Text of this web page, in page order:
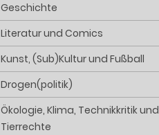
Geschichte
Literatur und Comics
Kunst, (Sub)Kultur und Fußball
Drogen(politik)
Ökologie, Klima, Technikkritik und
Tierrechte